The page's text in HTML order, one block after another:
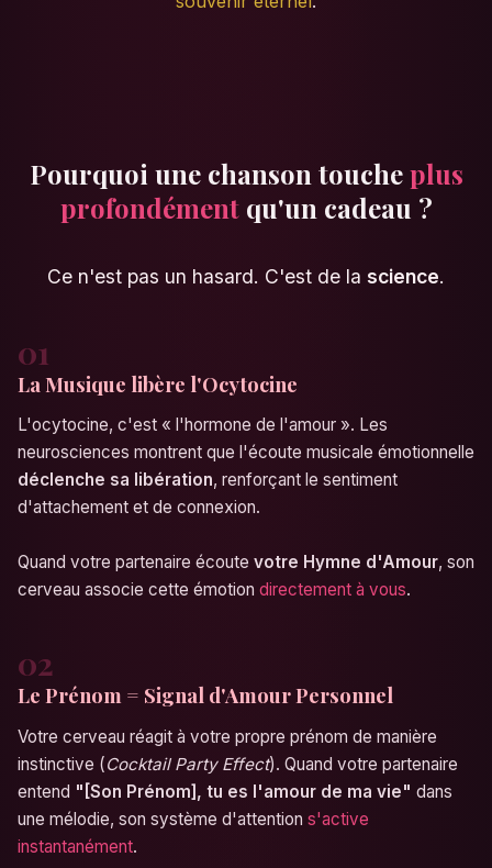
Pourquoi une chanson toucheplus
profondémentqu'un cadeau ?
Ce n'est pas un hasard. C'est de la science.
01
La Musique libère l'Ocytocine
L'ocytocine, c'est « l'hormone de l'amour ». Les
neurosciences montrent que l'écoute musicale émotionnelle
déclenche sa libération, renforçant le sentiment
d'attachement et de connexion.
Quand votre partenaire écoute votre Hymne d'Amour, son
cerveau associe cette émotion directement à vous.
02
Le Prénom = Signal d'Amour Personnel
Votre cerveau réagit à votre propre prénom de manière
instinctive (Cocktail Party Effect). Quand votre partenaire
entend "[Son Prénom], tu es l'amour de ma vie" dans
une mélodie, son système d'attention s'active
instantanément.